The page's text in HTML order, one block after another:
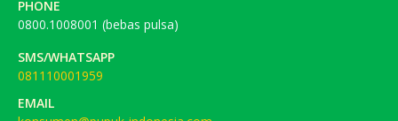
PHONE
0800.1008001 (bebas pulsa)
SMS/WHATSAPP
081110001959
EMAIL